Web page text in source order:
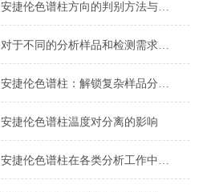
安捷伦色谱柱方向的判别方法与重要性
对于不同的分析样品和检测需求，安捷伦色谱柱应选择何种类型的流动相或载气？
安捷伦色谱柱：解锁复杂样品分离的“神奇钥匙”
安捷伦色谱柱温度对分离的影响
安捷伦色谱柱在各类分析工作中的应用价值